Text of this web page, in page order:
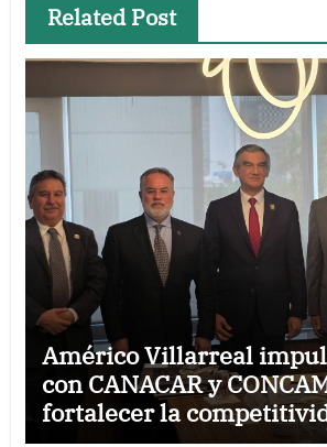
Related Post
Américo Villarreal
con CANACAR y
fortalecer la
Tamaulipas